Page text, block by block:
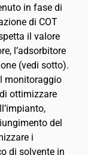
in fase di
di COT
il valore
l’adsorbitore
(vedi sotto).
monitoraggio
ottimizzare
del
i
di solvente in